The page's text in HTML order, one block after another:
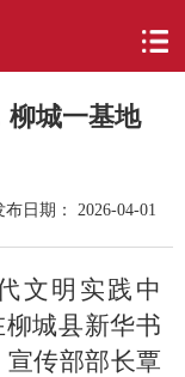
柳城一基地
布日期： 2026-04-01
文明实践中
城县新华书
传部部长覃